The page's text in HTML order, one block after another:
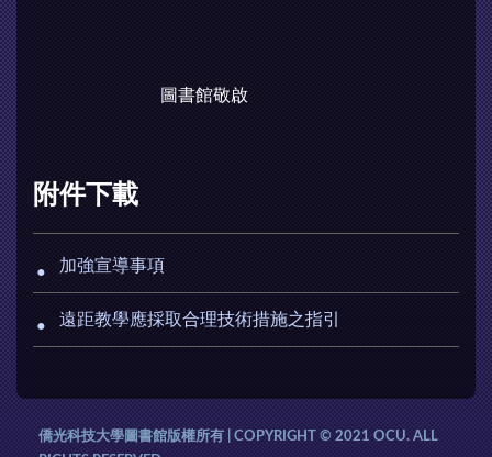
圖書館敬啟
附件下載
加強宣導事項
遠距教學應採取合理技術措施之指引
僑光科技大學圖書館版權所有 | COPYRIGHT © 2021 OCU. ALL